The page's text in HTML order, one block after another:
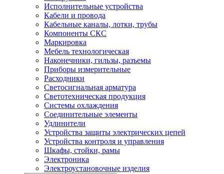
Исполнительные устройства
Кабели и провода
Кабельные каналы, лотки, трубы
Компоненты СКС
Маркировка
Мебель технологическая
Наконечники, гильзы, разъемы
Приборы измерительные
Расходники
Светосигнальная арматура
Светотехническая продукция
Системы охлаждения
Соединительные элементы
Удлинители
Устройства защиты электрических цепей
Устройства контроля и управления
Шкафы, стойки, рамы
Электроника
Электроустановочные изделия